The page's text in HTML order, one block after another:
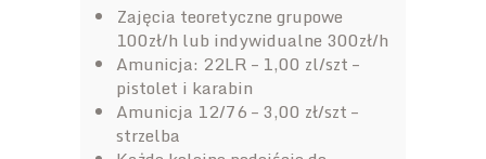
Zajęcia teoretyczne grupowe
100zł/h lub indywidualne 300zł/h
Amunicja: 22LR – 1,00 zl/szt –
pistolet i karabin
Amunicja 12/76 – 3,00 zł/szt –
strzelba